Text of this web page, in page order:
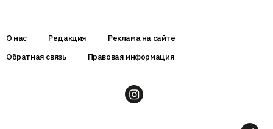
О нас Редакция
Реклама на сайте
Обратная связь
Правовая информация